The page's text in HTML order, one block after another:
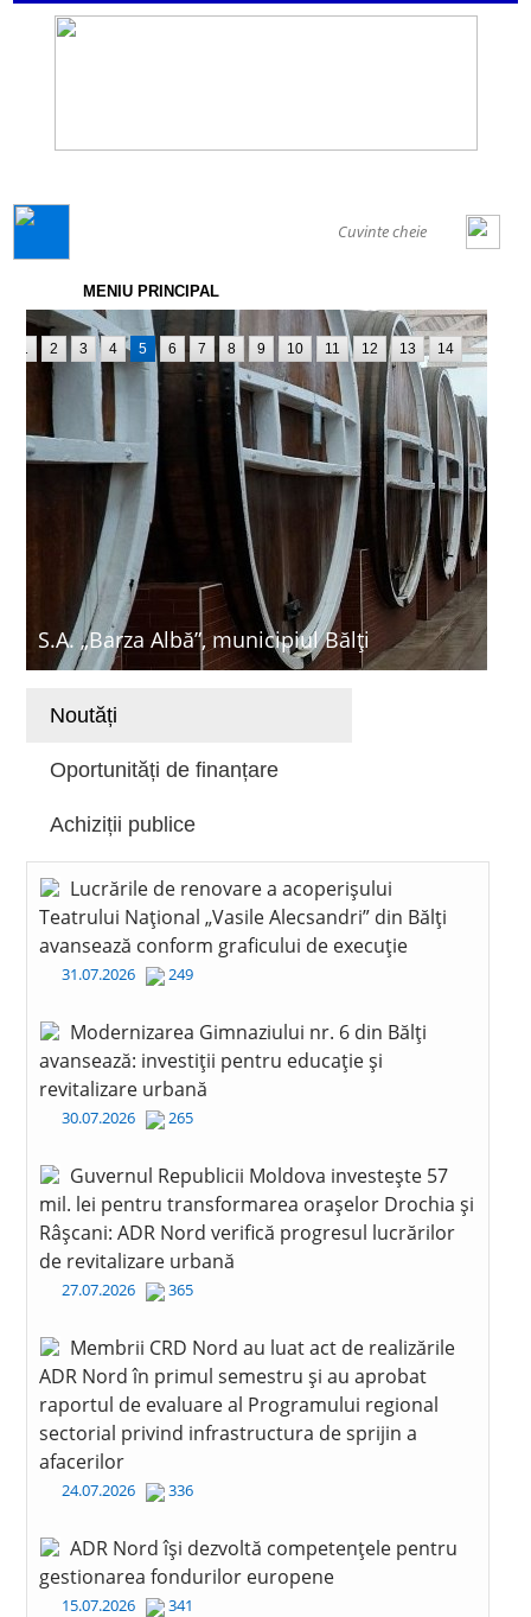
MENIU PRINCIPAL
S.A. „Barza Albă”, municipiul Bălți
1 2 3 4 5 6 7 8 9 10 11 12 13 14
Noutăți
Oportunități de finanțare
Achiziții publice
Lucrările de renovare a acoperișului
Teatrului Național „Vasile Alecsandri” din Bălți
avansează conform graficului de execuție
31.07.2026 249
Modernizarea Gimnaziului nr. 6 din Bălți
avansează: investiții pentru educație și
revitalizare urbană
30.07.2026 265
Guvernul Republicii Moldova investește 57
mil. lei pentru transformarea orașelor Drochia și
Râșcani: ADR Nord verifică progresul lucrărilor
de revitalizare urbană
27.07.2026 365
Membrii CRD Nord au luat act de realizările
ADR Nord în primul semestru și au aprobat
raportul de evaluare al Programului regional
sectorial privind infrastructura de sprijin a
afacerilor
24.07.2026 336
ADR Nord își dezvoltă competențele pentru
gestionarea fondurilor europene
15.07.2026 341